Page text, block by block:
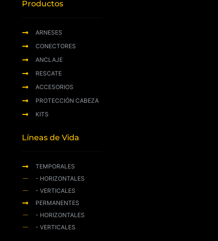
Productos
ARNESES
CONECTORES
ANCLAJE
RESCATE
ACCESORIOS
PROTECCIÓN CABEZA
KITS
Líneas de Vida
TEMPORALES
- HORIZONTALES
- VERTICALES
PERMANENTES
- HORIZONTALES
- VERTICALES